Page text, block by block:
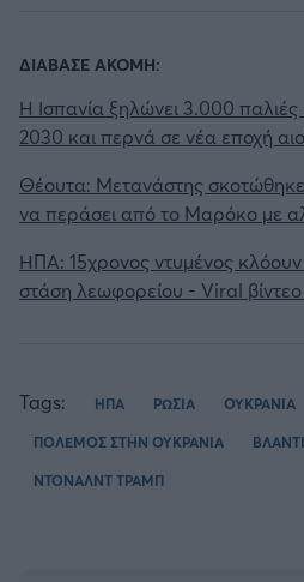
ΔΙΑΒΑΣΕ ΑΚΟΜΗ:
Η Ισπανία ξηλώνει 3.000
2030 και περνά σε νέα εποχή
Θέουτα: Μετανάστης
να περάσει από το Μαρόκο με
ΗΠΑ: 15χρονος ντυμένος
στάση λεωφορείου - Viral
Tags: ΗΠΑ ΡΩΣΙΑ
ΟΥΚΡΑΝΙΑ
ΠΟΛΕΜΟΣ ΣΤΗΝ ΟΥΚΡΑΝΙΑ
ΝΤΟΝΑΛΝΤ ΤΡΑΜΠ